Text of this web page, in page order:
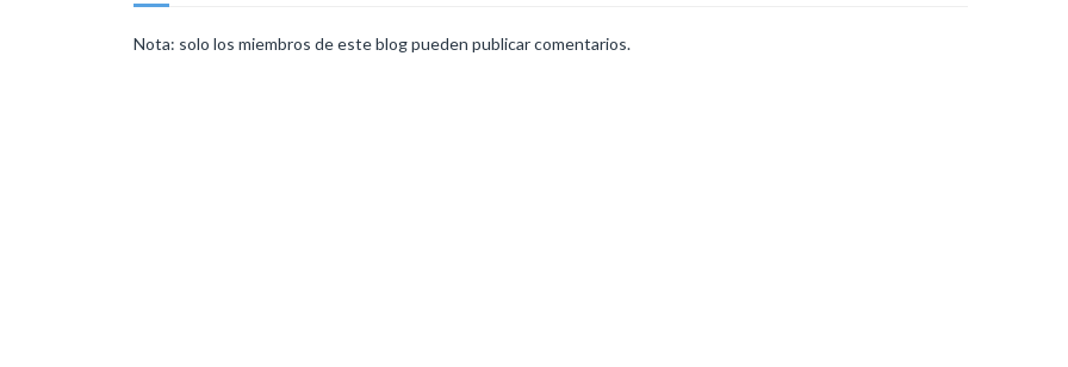
Nota: solo los miembros de este blog pueden publicar comentarios.